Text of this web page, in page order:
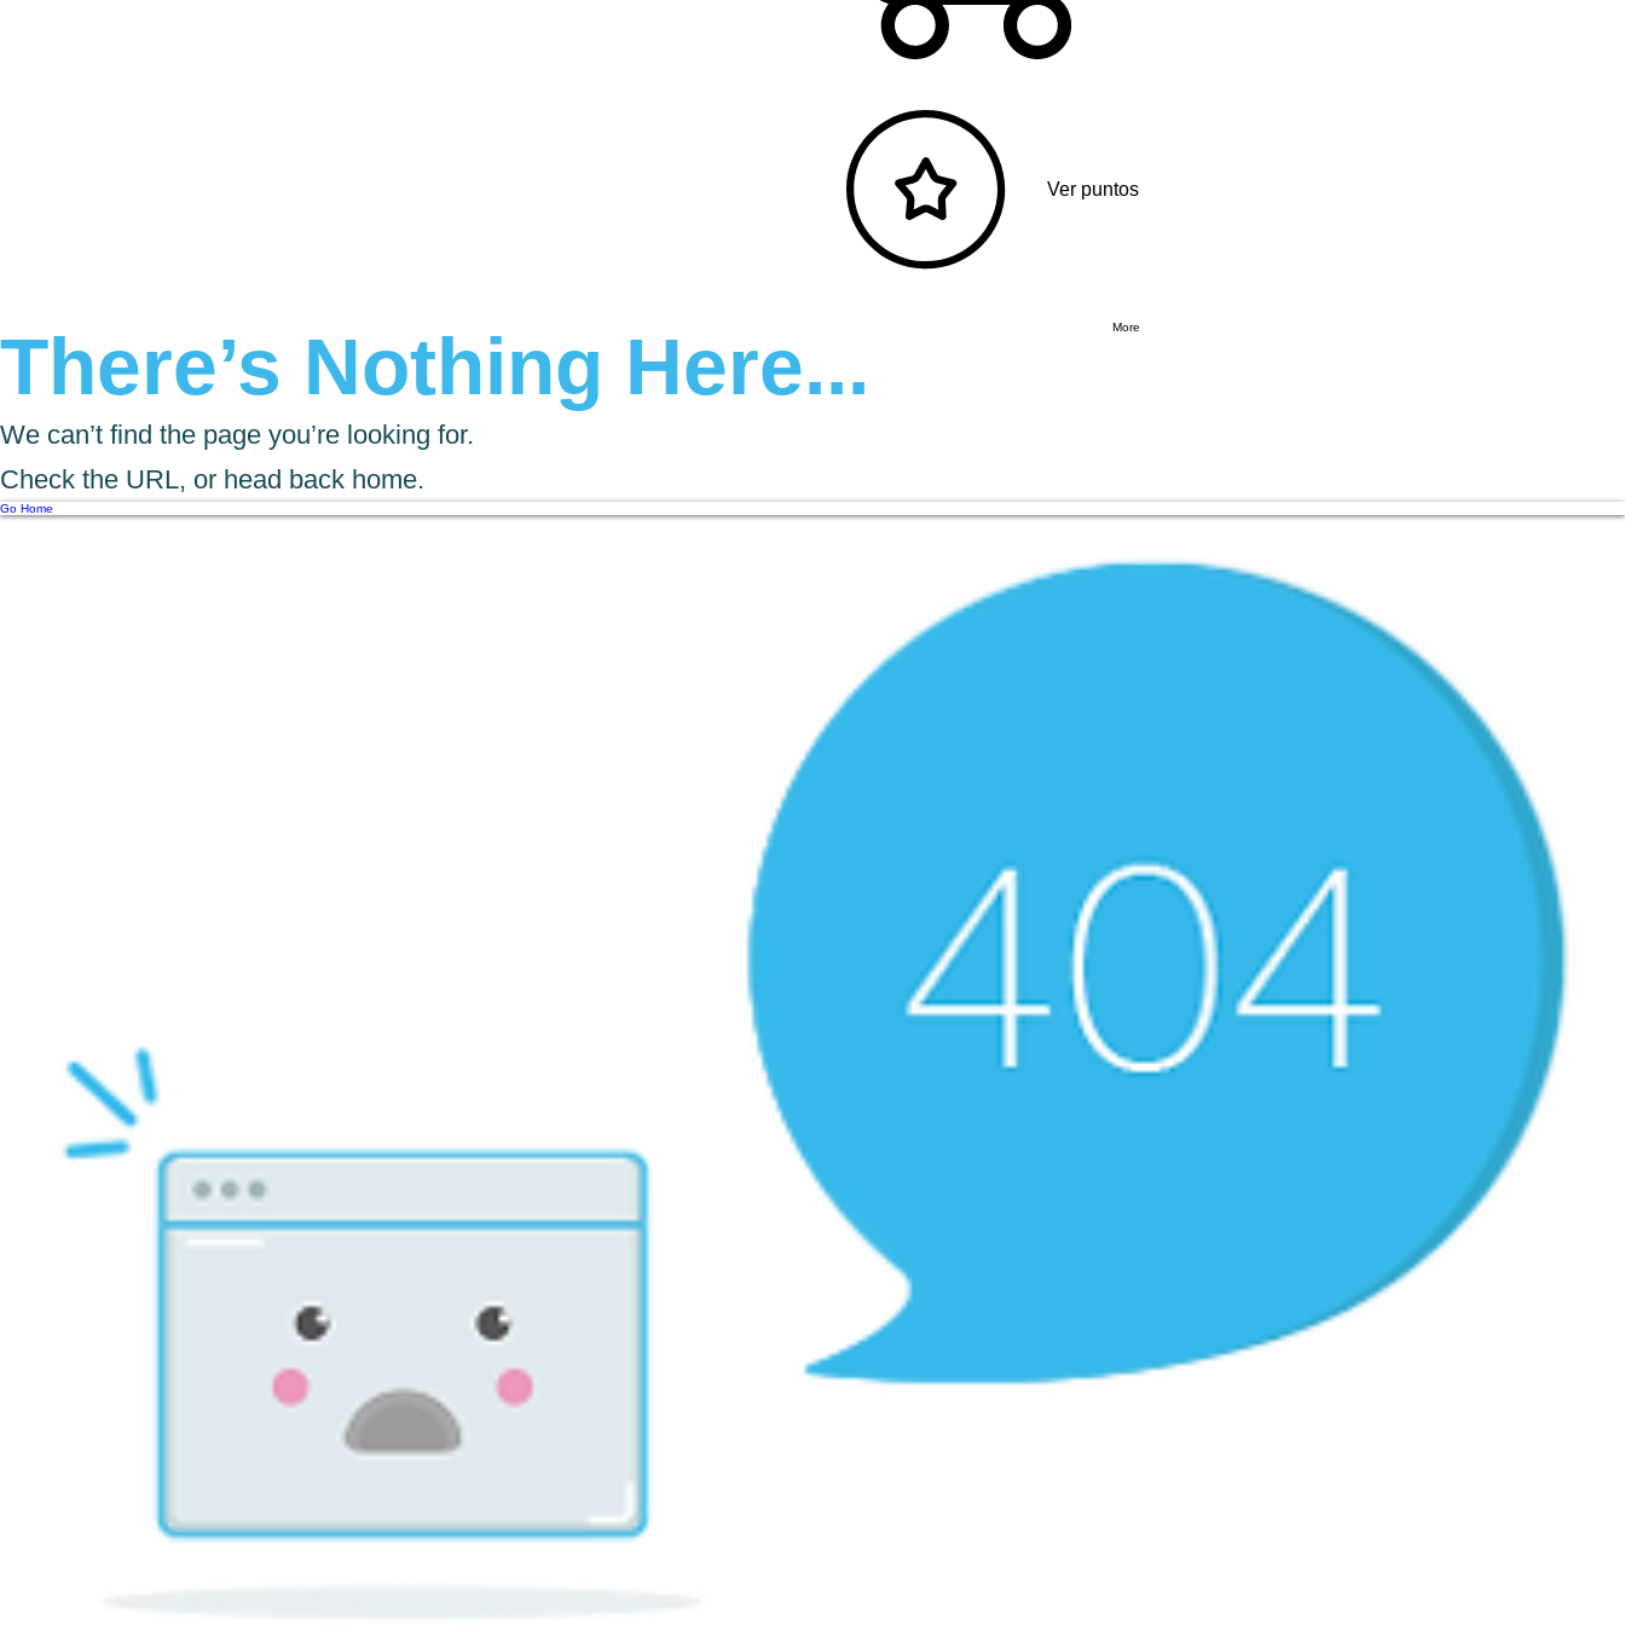
Ver puntos
More
There’s Nothing Here...
We can’t find the page you’re looking for.
Check the URL, or head back home.
Go Home